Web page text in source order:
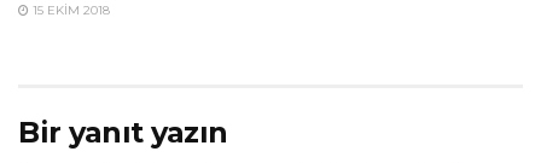
15 EKIM 2018
Bir yanıt yazın